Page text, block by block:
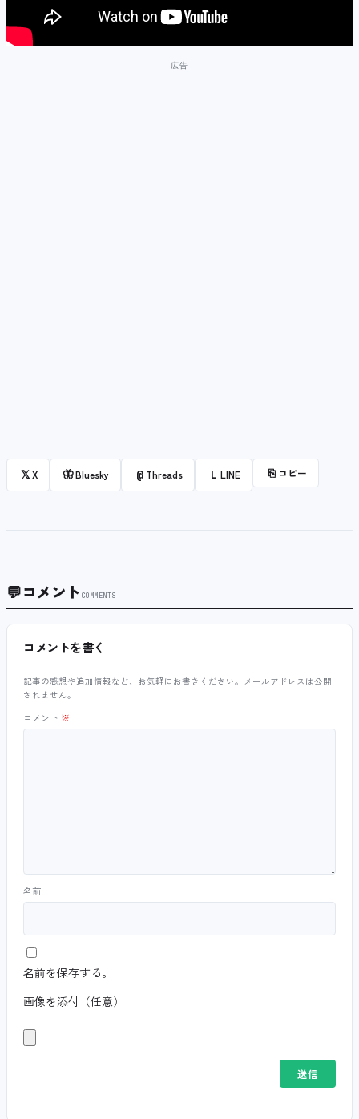
𝕏X 🦋Bluesky @ Threads L LINE ⎘ コピー
💬コメント COMMENTS
コメントを書く
記事の感想や追加情報など、お気軽にお書きください。メールアドレスは公開
されません。
コメント ※
名前
名前を保存する。
画像を添付（任意）